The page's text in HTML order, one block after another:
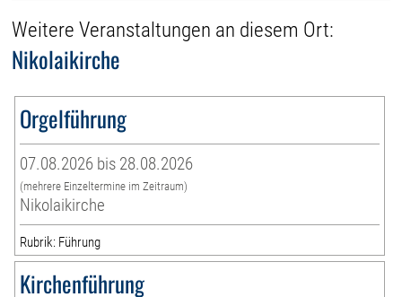
Weitere Veranstaltungen an diesem Ort:
Nikolaikirche
Orgelführung
07.08.2026 bis 28.08.2026
(mehrere Einzeltermine im Zeitraum)
Nikolaikirche
Rubrik: Führung
Kirchenführung